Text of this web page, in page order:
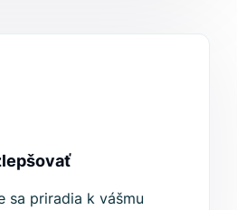
sa priradia k vášmu